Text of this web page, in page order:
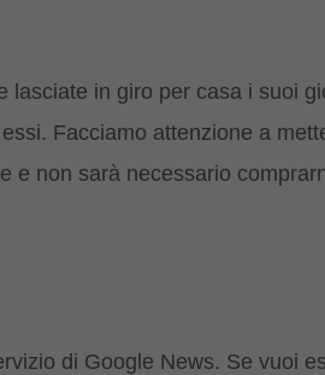
lasciate in giro per casa i suoi
Facciamo attenzione a
e non sarà necessario
di Google News. Se vuoi